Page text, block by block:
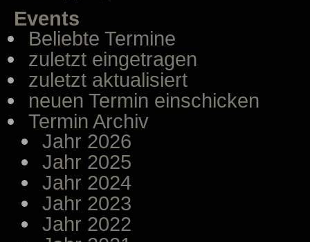
Events
Beliebte Termine
zuletzt eingetragen
zuletzt aktualisiert
neuen Termin einschicken
Termin Archiv
Jahr 2026
Jahr 2025
Jahr 2024
Jahr 2023
Jahr 2022